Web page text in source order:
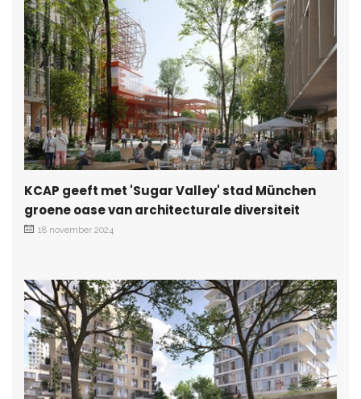
KCAP geeft met 'Sugar Valley' stad München
groene oase van architecturale diversiteit
18 november 2024